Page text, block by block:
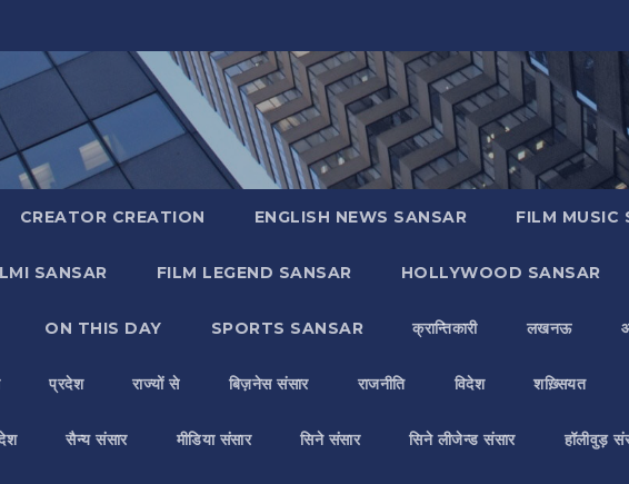
CREATOR CREATION ENGLISH NEWS SANSAR FILM MUSIC
SANSAR FILM LEGEND SANSAR HOLLYWOOD SANSAR
ON THIS DAY SPORTS SANSAR क्रान्तिकारी लखनऊ
प्रदेश राज्यों से बिज़नेस संसार राजनीति विदेश शख़्सियत
सैन्य संसार मीडिया संसार सिने संसार सिने लीजेन्ड संसार हॉलीवुड़